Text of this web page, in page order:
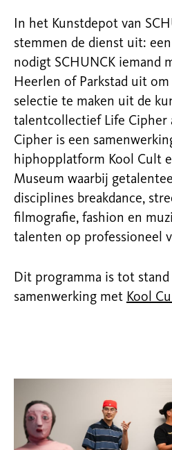
In het Kunstdepot van
stemmen de dienst uit:
nodigt SCHUNCK iemand
Heerlen of Parkstad uit
selectie te maken uit de
talentcollectief Life Cipher
Cipher is een
hiphopplatform Kool Cult
Museum waarbij
disciplines breakdance,
filmografie, fashion en
talenten op professioneel
Dit programma is tot stand
samenwerking met Kool